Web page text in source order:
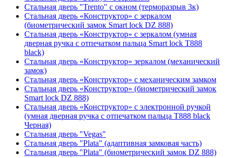
Стальная дверь "Trento" с окном (терморазрыв 3к)
Стальная дверь «Конструктор» с зеркалом
(биометрический замок Smart lock DZ 888)
Стальная дверь «Конструктор» с зеркалом (умная
дверная ручка с отпечатком пальца Smart lock T888
black)
Стальная дверь «Конструктор» зеркалом (механический
замок)
Стальная дверь «Конструктор» с механическим замком
Стальная дверь «Конструктор» (биометрический замок
Smart lock DZ 888)
Стальная дверь «Конструктор» с электронной ручкой
(умная дверная ручка с отпечатком пальца T888 black
Черная)
Стальная дверь "Vegas"
Стальная дверь "Plata" (адаптивная замковая часть)
Стальная дверь "Plata" (биометрический замок DZ 888)